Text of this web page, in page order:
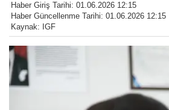
Haber Giriş Tarihi: 01.06.2026 12:15
Haber Güncellenme Tarihi: 01.06.2026 12:15
Kaynak: IGF